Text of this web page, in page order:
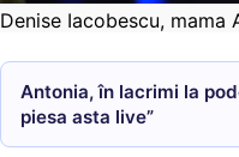
Denise Iacobescu, mama
Antonia, în lacrimi la
piesa asta live”